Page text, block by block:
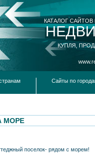
КАТАЛОГ
КУПЛЯ,
Сайты по
МОРЕ
поселок- рядом с морем!